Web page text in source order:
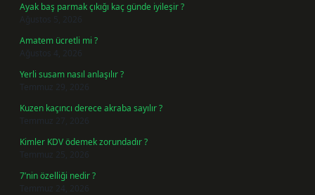
Ayak baş parmak çıkığı kaç günde iyileşir ?
Ağustos 5, 2026
Amatem ücretli mi ?
Ağustos 4, 2026
Yerli susam nasıl anlaşılır ?
Temmuz 29, 2026
Kuzen kaçıncı derece akraba sayılır ?
Temmuz 27, 2026
Kimler KDV ödemek zorundadır ?
Temmuz 25, 2026
7’nin özelliği nedir ?
Temmuz 24, 2026